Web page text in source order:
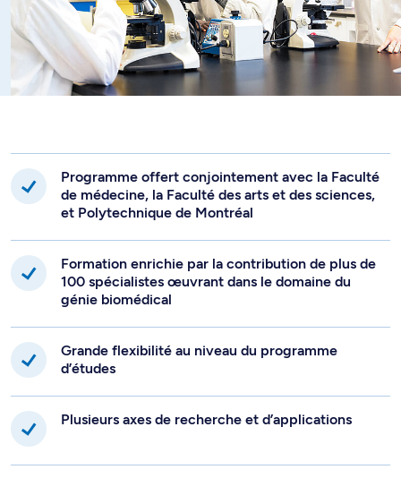
Programme offert conjointement avec la Faculté
de médecine, la Faculté des arts et des sciences,
et Polytechnique de Montréal
Formation enrichie par la contribution de plus de
100 spécialistes œuvrant dans le domaine du
génie biomédical
Grande flexibilité au niveau du programme
d’études
Plusieurs axes de recherche et d’applications